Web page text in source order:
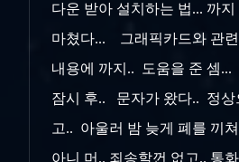
다운 받아 설치하는 법... 까
마쳤다... 그래픽카드와 관
내용에 까지.. 도움을 준 셈...
잠시 후.. 문자가 왔다.. 정상
고.. 아울러 밤 늦게 폐를 끼
아니 머.. 죄송할껀 없고.. 통